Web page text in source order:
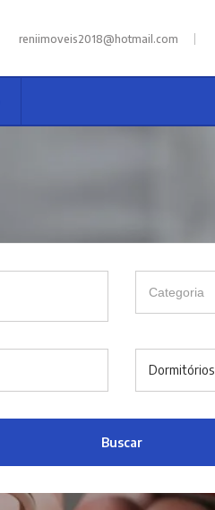
reniimoveis2018@hotmail.com |
Dormitórios
Buscar